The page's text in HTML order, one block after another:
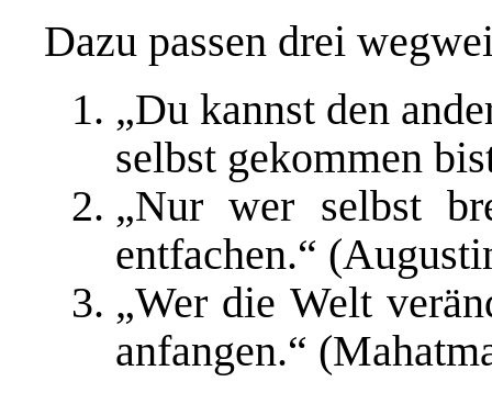
Dazu passen drei
„Du kannst den
selbst gekommen
„Nur wer selbst
entfachen.“
„Wer die Welt
anfangen.“